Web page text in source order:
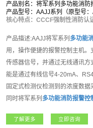
产品别名：将军系列多功能消防
产品型号：AAJJ系列（原型号：
核心特点：CCCF强制性消防认
产品描述:AAJJ将军系列 多功能
用，操作便捷的报警控制主机
传感器信号，并通过无线通讯
能是通过有线信号4-20mA、
固定式检测仪检测到的浓度数
同时将军系列 多功能消防报警控
大大提高了监控的实时性、准确
了解更多 立即咨询